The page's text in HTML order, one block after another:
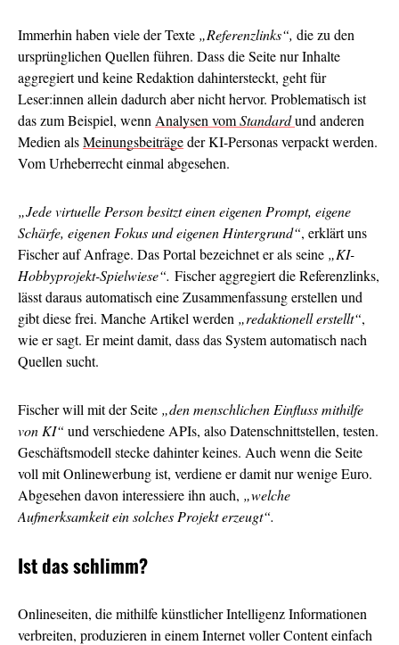
Immerhin haben viele der Texte „Referenzlinks“, die zu den
ursprünglichen Quellen führen. Dass die Seite nur Inhalte
aggregiert und keine Redaktion dahintersteckt, geht für
Leser:innen allein dadurch aber nicht hervor. Problematisch ist
das zum Beispiel, wenn Analysen vomStandardund anderen
Medien alsMeinungsbeiträgeder KI-Personas verpackt werden.
Vom Urheberrecht einmal abgesehen.
„Jede virtuelle Person besitzt einen eigenen Prompt, eigene
Schärfe, eigenen Fokus und eigenen Hintergrund“, erklärt uns
Fischer auf Anfrage. Das Portal bezeichnet er als seine „KI-
Hobbyprojekt-Spielwiese“. Fischer aggregiert die Referenzlinks,
lässt daraus automatisch eine Zusammenfassung erstellen und
gibt diese frei. Manche Artikel werden „redaktionell erstellt“,
wie er sagt. Er meint damit, dass das System automatisch nach
Quellen sucht.
Fischer will mit der Seite „den menschlichen Einfluss mithilfe
von KI“ und verschiedene APIs, also Datenschnittstellen, testen.
Geschäftsmodell stecke dahinter keines. Auch wenn die Seite
voll mit Onlinewerbung ist, verdiene er damit nur wenige Euro.
Abgesehen davon interessiere ihn auch, „welche
Aufmerksamkeit ein solches Projekt erzeugt“.
Ist das schlimm?
Onlineseiten, die mithilfe künstlicher Intelligenz Informationen
verbreiten, produzieren in einem Internet voller Content einfach